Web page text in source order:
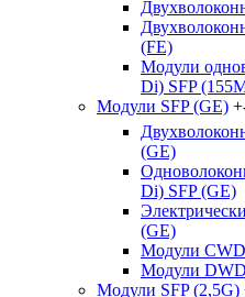
(FE)
Модули
Di) SFP
Модули SFP (GE) +
(GE)
Di) SFP (GE)
(GE)
Модули
Модули
Модули SFP (2,5G)